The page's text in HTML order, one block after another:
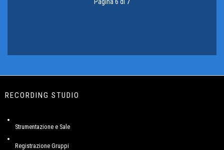
RECORDING STUDIO
Strumentazione e Sale
Registrazione Gruppi